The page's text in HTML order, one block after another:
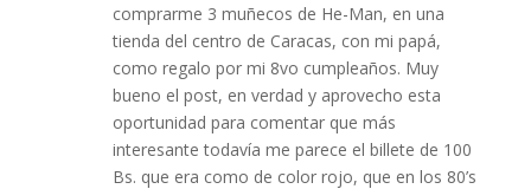
comprarme 3 muñecos de He-Man, en una
tienda del centro de Caracas, con mi papá,
como regalo por mi 8vo cumpleaños. Muy
bueno el post, en verdad y aprovecho esta
oportunidad para comentar que más
interesante todavía me parece el billete de 100
Bs. que era como de color rojo, que en los 80’s